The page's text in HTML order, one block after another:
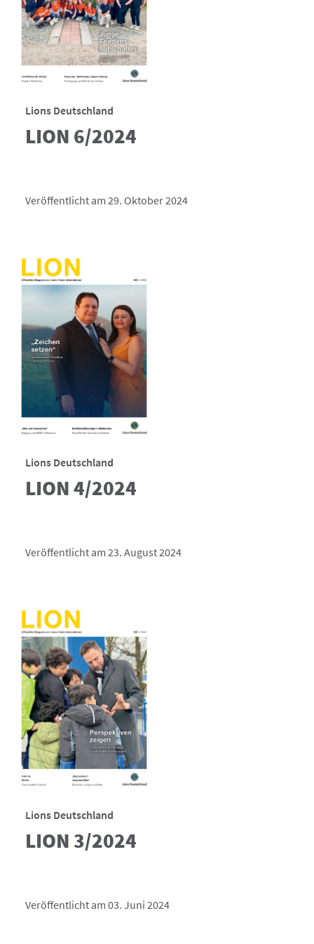
Lions Deutschland
LION 6/2024
Veröffentlicht am 29. Oktober 2024
Lions Deutschland
LION 4/2024
Veröffentlicht am 23. August 2024
Lions Deutschland
LION 3/2024
Veröffentlicht am 03. Juni 2024